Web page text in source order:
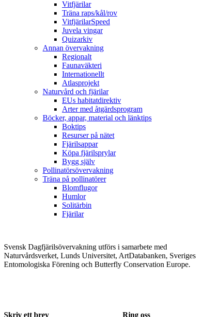
Vitfjärilar
Träna raps/kål/rov
VitfjärilarSpeed
Juvela vingar
Quizarkiv
Annan övervakning
Regionalt
Faunaväkteri
Internationellt
Atlasprojekt
Naturvård och fjärilar
EUs habitatdirektiv
Arter med åtgärdsprogram
Böcker, appar, material och länktips
Boktips
Resurser på nätet
Fjärilsappar
Köpa fjärilsprylar
Bygg själv
Pollinatörsövervakning
Träna på pollinatörer
Blomflugor
Humlor
Solitärbin
Fjärilar
Svensk Dagfjärilsövervakning utförs i samarbete med
Naturvårdsverket, Lunds Universitet, ArtDatabanken, Sveriges
Entomologiska Förening och Butterfly Conservation Europe.
Skriv ett brev Ring oss